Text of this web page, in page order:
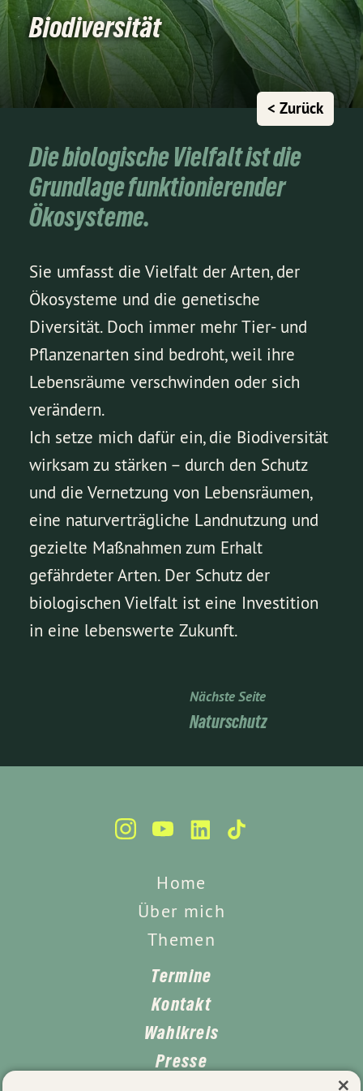
Biodiversität
< Zurück
Die biologische Vielfalt ist die
Grundlage funktionierender
Ökosysteme.
Sie umfasst die Vielfalt der Arten, der
Ökosysteme und die genetische
Diversität. Doch immer mehr Tier- und
Pflanzenarten sind bedroht, weil ihre
Lebensräume verschwinden oder sich
verändern.
Ich setze mich dafür ein, die Biodiversität
wirksam zu stärken – durch den Schutz
und die Vernetzung von Lebensräumen,
eine naturverträgliche Landnutzung und
gezielte Maßnahmen zum Erhalt
gefährdeter Arten. Der Schutz der
biologischen Vielfalt ist eine Investition
in eine lebenswerte Zukunft.
Nächste Seite
Naturschutz
Home
Über mich
Themen
Termine
Kontakt
Wahlkreis
Presse